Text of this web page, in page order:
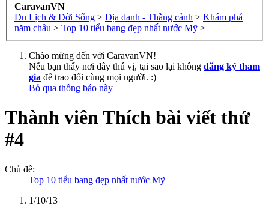
CaravanVN
Du Lịch & Đời Sống > Địa danh - Thắng cảnh > Khám phá
năm châu > Top 10 tiểu bang đẹp nhất nước Mỹ >
Chào mừng đến với CaravanVN!
Nếu bạn thấy nơi đây thú vị, tại sao lại không đăng ký tham
gia để trao đổi cùng mọi người. :)
Bỏ qua thông báo này
Thành viên Thích bài viết thứ
#4
Chủ đề:
Top 10 tiểu bang đẹp nhất nước Mỹ
1/10/13